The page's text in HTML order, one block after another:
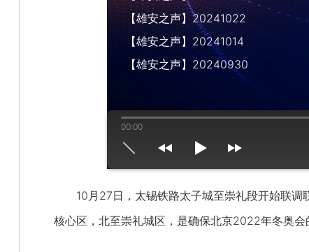
【雄安之声】20241022
【雄安之声】20241014
【雄安之声】20240930
00:00
mute
10月27日，太锡铁路太子城至崇礼段开始联调
核心区，北至崇礼城区，是确保北京2022年冬奥会